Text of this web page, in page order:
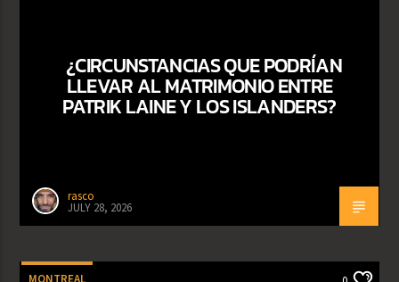
¿CIRCUNSTANCIAS QUE PODRÍAN
LLEVAR AL MATRIMONIO ENTRE
PATRIK LAINE Y LOS ISLANDERS?
rasco
JULY 28, 2026
MONTREAL